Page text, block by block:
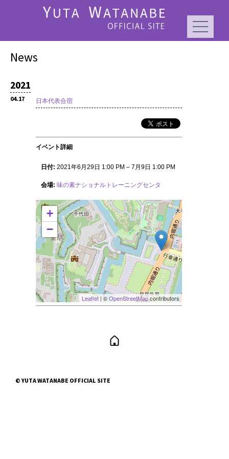
News
2021
04.17 日本代表合宿
イベント詳細
日付: 2021年6月29日 1:00 PM – 7月9日 1:00 PM
会場: 味の素ナショナルトレーニングセンタ
+
−
Leaflet| ©OpenStreetMapcontributors
© YUTA WATANABE OFFICIAL SITE